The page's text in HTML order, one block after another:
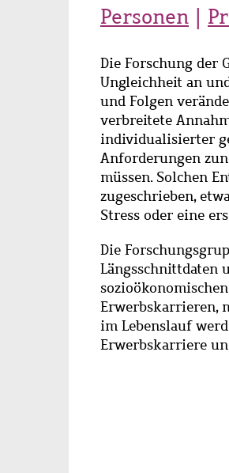
Personen
Hauptinhalt
Die Forschung der
Ungleichheit an
und Folgen
verbreitete
individualisierter
Anforderungen
müssen. Solchen
zugeschrieben,
Stress oder eine
Die
Längsschnittdaten
Erwerbskarrieren,
im Lebenslauf
Erwerbskarriere